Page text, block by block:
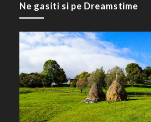
Ne gasiti si pe Dreamstime